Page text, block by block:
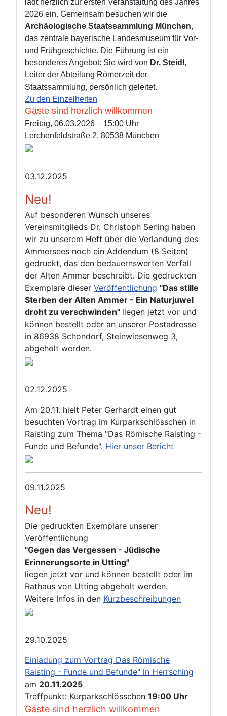
lädt herzlich zur ersten Veranstaltung des Jahres
2026 ein. Gemeinsam besuchen wir die
Archäologische Staatssammlung München,
das zentrale bayerische Landesmuseum für Vor‑
und Frühgeschichte. Die Führung ist ein
besonderes Angebot: Sie wird von Dr. Steidl ,
Leiter der Abteilung Römerzeit der
Staatssammlung, persönlich geleitet.
Zu den Einzelheiten
Gäste sind herzlich willkommen
Freitag, 06.03.2026 – 15:00 Uhr
Lerchenfeldstraße 2, 80538 München
03.12.2025
Neu!
Auf besonderen Wunsch unseres
Vereinsmitglieds Dr. Christoph Sening haben
wir zu unserem Heft über die Verlandung des
Ammersees noch ein Addendum (8 Seiten)
gedruckt, das den bedauernswerten Verfall
der Alten Ammer beschreibt. Die gedruckten
Exemplare dieser Veröffentlichung "Das stille
Sterben der Alten Ammer - Ein Naturjuwel
droht zu verschwinden" liegen jetzt vor und
können bestellt oder an unserer Postadresse
in 86938 Schondorf, Steinwiesenweg 3,
abgeholt werden.
02.12.2025
Am 20.11. hielt Peter Gerhardt einen gut
besuchten Vortrag im Kurparkschlösschen in
Raisting zum Thema "Das Römische Raisting -
Funde und Befunde". Hier unser Bericht
09.11.2025
Neu!
Die gedruckten Exemplare unserer
Veröffentlichung
"Gegen das Vergessen - Jüdische
Erinnerungsorte in Utting"
liegen jetzt vor und können bestellt oder im
Rathaus von Utting abgeholt werden.
Weitere Infos in den Kurzbeschreibungen
29.10.2025
Einladung zum Vortrag Das Römische
Raisting - Funde und Befunde" in Herrsching
am 20.11.2025
Treffpunkt: Kurparkschlösschen 19:00 Uhr
Gäste sind herzlich willkommen